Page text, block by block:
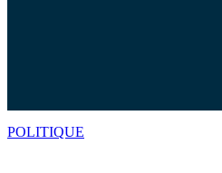
POLITIQUE